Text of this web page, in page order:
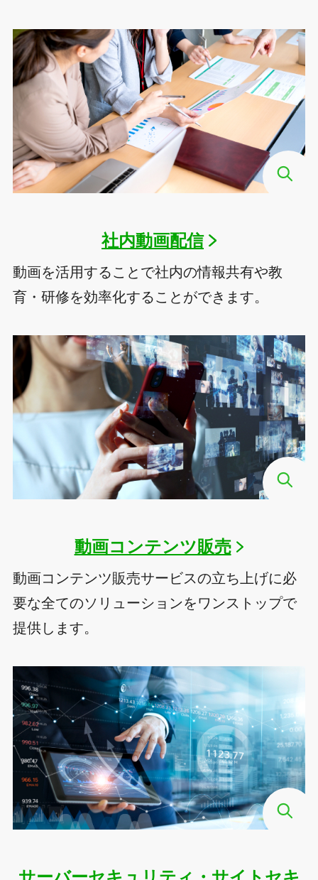
社内動画配信
動画を活用することで社内の情報共有や教
育・研修を効率化することができます。
動画コンテンツ販売
動画コンテンツ販売サービスの立ち上げに必
要な全てのソリューションをワンストップで
提供します。